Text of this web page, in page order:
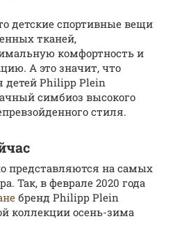
детские спортивные вещи
тканей,
комфортность и
А это значит, что
детей Philipp Plein
симбиоз высокого
стиля.
представляются на самых
Так, в феврале 2020 года
бренд Philipp Plein
коллекции осень-зима